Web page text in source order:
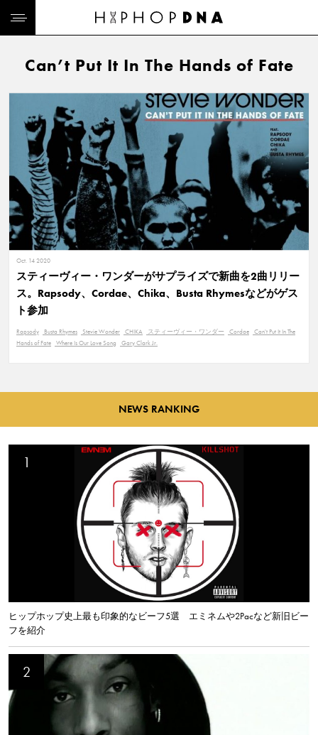
Can’t Put It In The Hands of Fate
Oct. 14 2020
スティーヴィー・ワンダーがサプライズで新曲を2曲リリー
ス。Rapsody、Cordae、Chika、Busta Rhymesなどがゲス
ト参加
Rapsody Busta Rhymes Stevie Wonder CHIKA スティーヴィー・ワンダー Cordae Can't Put It In The
Hands of Fate Where Is Our Love Song Gary Clark Jr.
NEWS RANKING
ヒップホップ史上最も印象的なビーフ5選 エミネムや2Pacなど新旧ビー
フを紹介